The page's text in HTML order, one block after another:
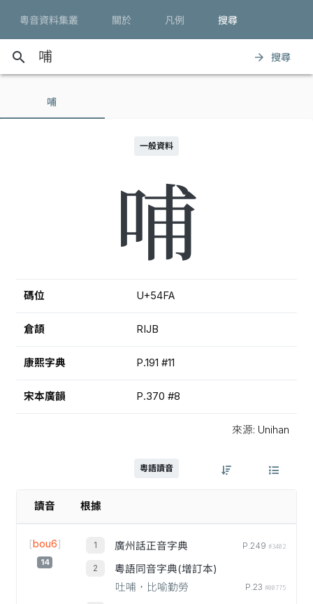
粵音資料集叢 關於 凡例 搜尋
search arrow_forward 搜尋
哺
一般資料
哺
碼位 U+54FA
倉頡 RIJB
康熙字典 P.191 #11
宋本廣韻 P.370 #8
來源: Unihan
粵語讀音
讀音 根據
[bou6]
14
廣州話正音字典 P.249 #3402
粵語同音字典(增訂本)
吐哺，比喻勤勞
P.23 #00775